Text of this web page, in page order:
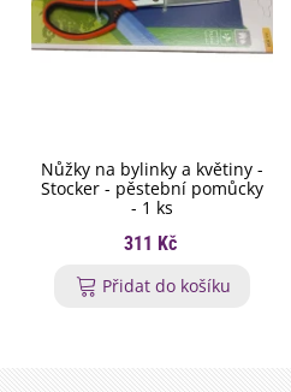
Nůžky na bylinky a květiny -
Stocker - pěstební pomůcky
- 1 ks
311 Kč
Přidat do košíku